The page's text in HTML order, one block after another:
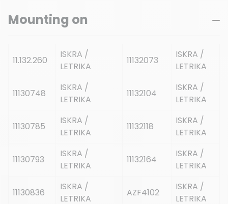
Mounting on
11.132.260
ISKRA /
LETRIKA
11132073
ISKRA /
LETRIKA
11130748
ISKRA /
LETRIKA
11132104
ISKRA /
LETRIKA
11130785
ISKRA /
LETRIKA
11132118
ISKRA /
LETRIKA
11130793
ISKRA /
LETRIKA
11132164
ISKRA /
LETRIKA
11130836
ISKRA /
LETRIKA
AZF4102
ISKRA /
LETRIKA